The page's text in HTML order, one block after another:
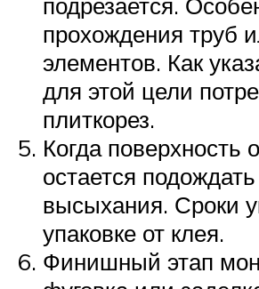
прохождения труб
элементов. Как
для этой цели
плиткорез.
Когда поверхность
остается
высыхания. Сроки
упаковке от клея.
Финишный этап